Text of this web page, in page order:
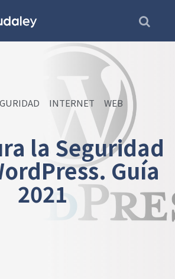
INTERNET WEB
la Seguridad
Guía
2021